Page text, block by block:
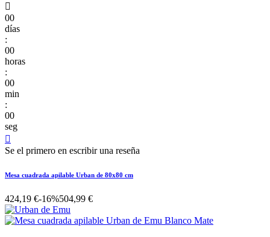

00
días
:
00
horas
:
00
min
:
00
seg

Se el primero en escribir una reseña
Mesa cuadrada apilable Urban de 80x80 cm
424,19 €-16%504,99 €